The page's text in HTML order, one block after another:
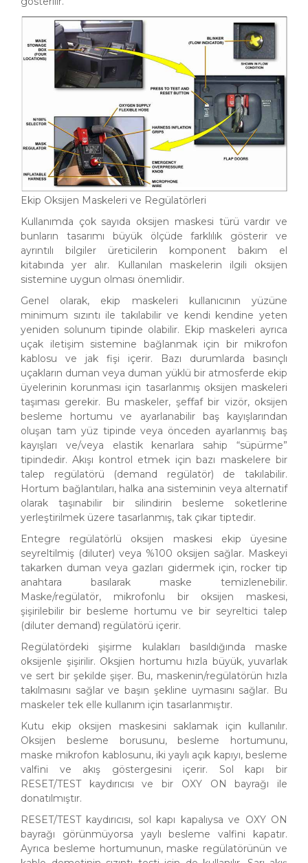
Ekip Oksijen Maskeleri ve Regülatörleri
Kullanımda çok sayıda oksijen maskesi türü vardır ve
bunların tasarımı büyük ölçüde farklılık gösterir ve
ayrıntılı bilgiler üreticilerin komponent bakım el
kitabında yer alır. Kullanılan maskelerin ilgili oksijen
sistemine uygun olması önemlidir.
Genel olarak, ekip maskeleri kullanıcının yüzüne
minimum sızıntı ile takılabilir ve kendi kendine yeten
yeniden solunum tipinde olabilir. Ekip maskeleri ayrıca
uçak iletişim sistemine bağlanmak için bir mikrofon
kablosu ve jak fişi içerir. Bazı durumlarda basınçlı
uçakların duman veya duman yüklü bir atmosferde ekip
üyelerinin korunması için tasarlanmış oksijen maskeleri
taşıması gerekir. Bu maskeler, şeffaf bir vizör, oksijen
besleme hortumu ve ayarlanabilir baş kayışlarından
oluşan tam yüz tipinde veya önceden ayarlanmış baş
kayışları ve/veya elastik kenarlara sahip “süpürme”
tipindedir. Akışı kontrol etmek için bazı maskelere bir
talep regülatörü (demand regülatör) de takılabilir.
Hortum bağlantıları, halka ana sisteminin veya alternatif
olarak taşınabilir bir silindirin besleme soketlerine
yerleştirilmek üzere tasarlanmış, tak çıkar tiptedir.
Entegre regülatörlü oksijen maskesi ekip üyesine
seyreltilmiş (diluter) veya %100 oksijen sağlar. Maskeyi
takarken duman veya gazları gidermek için, rocker tip
anahtara basılarak maske temizlenebilir.
Maske/regülatör, mikrofonlu bir oksijen maskesi,
şişirilebilir bir besleme hortumu ve bir seyreltici talep
(diluter demand) regülatörü içerir.
Regülatördeki şişirme kulakları basıldığında maske
oksijenle şişirilir. Oksjien hortumu hızla büyük, yuvarlak
ve sert bir şekilde şişer. Bu, maskenin/regülatörün hızla
takılmasını sağlar ve başın şekline uymasını sağlar. Bu
maskeler tek elle kullanım için tasarlanmıştır.
Kutu ekip oksijen maskesini saklamak için kullanılır.
Oksijen besleme borusunu, besleme hortumunu,
maske mikrofon kablosunu, iki yaylı açık kapıyı, besleme
valfini ve akış göstergesini içerir. Sol kapı bir
RESET/TEST kaydırıcısı ve bir OXY ON bayrağı ile
donatılmıştır.
RESET/TEST kaydırıcısı, sol kapı kapalıysa ve OXY ON
bayrağı görünmüyorsa yaylı besleme valfini kapatır.
Ayrıca besleme hortumunun, maske regülatörünün ve